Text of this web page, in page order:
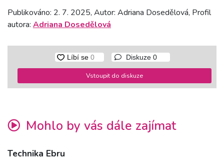
Publikováno: 2. 7. 2025, Autor: Adriana Dosedělová, Profil
autora: Adriana Dosedělová
Diskuze 0
Vstoupit do diskuze
Mohlo by vás dále zajímat
Technika Ebru